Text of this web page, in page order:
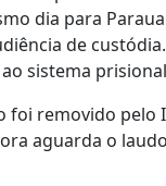
dia para
de
sistema
foi removido pelo
aguarda o